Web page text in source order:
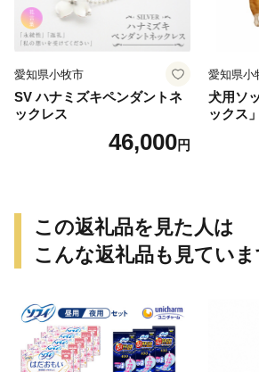
愛知県小牧市
SV ハナミズキペンダントネ
ックレス
46,000円
愛知県小
犬用ソ
ックス」
この返礼品を見た人は
こんな返礼品も見てい